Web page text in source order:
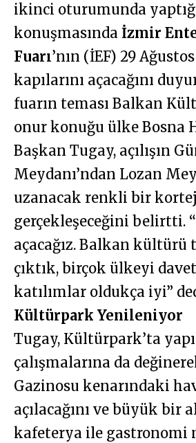
ikinci oturumunda yaptığı
konuşmasında İzmir
Fuarı’nın (İEF) 29
kapılarını açacağını
fuarın teması Balkan
onur konuğu ülke Bosna
Başkan Tugay, açılışın
Meydanı’ndan Lozan
uzanacak renkli bir
gerçekleşeceğini belirtti.
açacağız. Balkan kültürü
çıktık, birçok ülkeyi
katılımlar oldukça iyi”
Kültürpark Yenileniyor
Tugay, Kültürpark’ta
çalışmalarına da
Gazinosu kenarındaki
açılacağını ve büyük bir
kafeterya ile gastronomi